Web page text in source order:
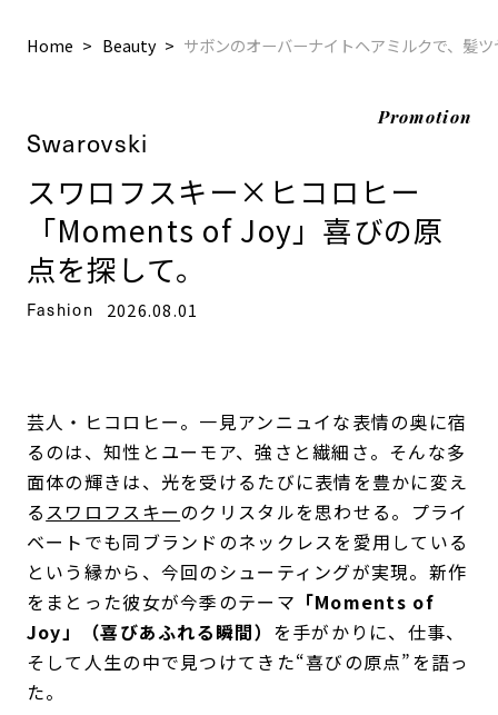
Home Beauty サボンのオーバーナイトヘアミルクで、髪
Promotion
Swarovski
スワロフスキー×ヒコロヒー
「Moments of Joy」喜びの原
点を探して。
Fashion 2026.08.01
芸人・ヒコロヒー。一見アンニュイな表情の奥に宿
るのは、知性とユーモア、強さと繊細さ。そんな多
面体の輝きは、光を受けるたびに表情を豊かに変え
るスワロフスキーのクリスタルを思わせる。プライ
ベートでも同ブランドのネックレスを愛用している
という縁から、今回のシューティングが実現。新作
をまとった彼女が今季のテーマ 「Moments of
Joy」（喜びあふれる瞬間） を手がかりに、仕事、
そして人生の中で見つけてきた“喜びの原点”を語っ
た。